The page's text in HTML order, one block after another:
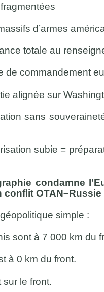
d’armes
totale au
de commandement
alignée sur
sans
subie =
condamne
conflit OTAN–Russie
simple :
sont à 7 000 km du
à 0 km du front.
sur le front.